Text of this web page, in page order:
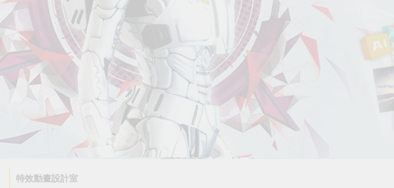
特效動畫設計室